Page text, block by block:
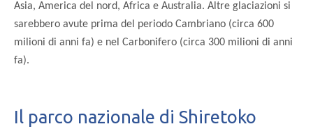
Asia, America del nord, Africa e Australia. Altre glaciazioni si
sarebbero avute prima del periodo Cambriano (circa 600
milioni di anni fa) e nel Carbonifero (circa 300 milioni di anni
fa).
Il parco nazionale di Shiretoko